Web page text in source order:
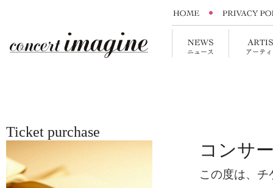
Ticket purchase
コンサ
この度は、